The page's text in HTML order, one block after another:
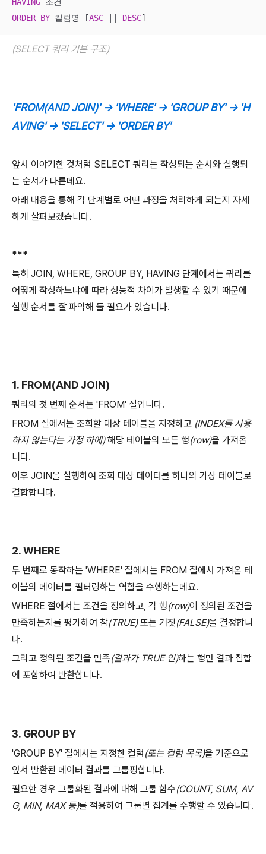
ORDER BY 컬럼명 [ASC DESC]
(SELECT 쿼리 기본 구조)
'FROM(AND JOIN)' -> 'WHERE' -> 'GROUP BY' -> 'H
AVING' -> 'SELECT' -> 'ORDER BY'
앞서 이야기한 것처럼 SELECT 쿼리는 작성되는 순서와 실행되
는 순서가 다른데요.
아래 내용을 통해 각 단계별로 어떤 과정을 처리하게 되는지 자세
하게 살펴보겠습니다.
***
특히 JOIN, WHERE, GROUP BY, HAVING 단계에서는 쿼리를
어떻게 작성하느냐에 따라 성능적 차이가 발생할 수 있기 때문에
실행 순서를 잘 파악해 둘 필요가 있습니다.
1. FROM(AND JOIN)
쿼리의 첫 번째 순서는 'FROM' 절입니다.
FROM 절에서는 조회할 대상 테이블을 지정하고 (INDEX를 사용
하지 않는다는 가정 하에)해당 테이블의 모든 행(row)을 가져옵
니다.
이후 JOIN을 실행하여 조회 대상 데이터를 하나의 가상 테이블로
결합합니다.
2. WHERE
두 번째로 동작하는 'WHERE' 절에서는 FROM 절에서 가져온 테
이블의 데이터를 필터링하는 역할을 수행하는데요.
WHERE 절에서는 조건을 정의하고, 각 행(row)이 정의된 조건을
만족하는지를 평가하여 참(TRUE)또는 거짓 (FALSE)을 결정합니
다.
그리고 정의된 조건을 만족(결과가 TRUE 인)하는 행만 결과 집합
에 포함하여 반환합니다.
3. GROUP BY
'GROUP BY' 절에서는 지정한 컬럼 (또는 컬럼 목록)을 기준으로
앞서 반환된 데이터 결과를 그룹핑합니다.
필요한 경우 그룹화된 결과에 대해 그룹 함수(COUNT, SUM, AV
G, MIN, MAX 등)를 적용하여 그룹별 집계를 수행할 수 있습니다.